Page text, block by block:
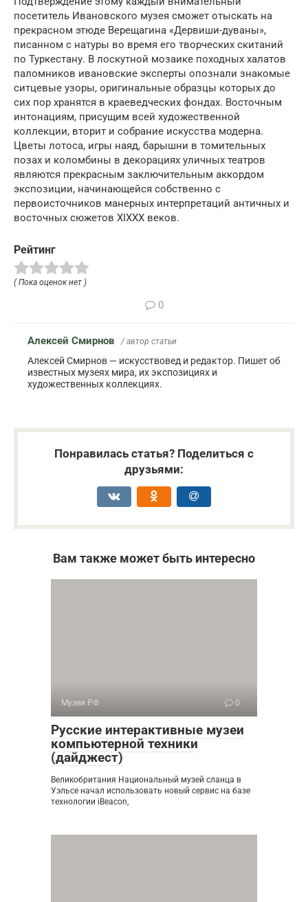
посетитель Ивановского музея сможет отыскать на
прекрасном этюде Верещагина «Дервиши-дуваны»,
писанном с натуры во время его творческих скитаний
по Туркестану. В лоскутной мозаике походных халатов
паломников ивановские эксперты опознали знакомые
ситцевые узоры, оригинальные образцы которых до
сих пор хранятся в краеведческих фондах. Восточным
интонациям, присущим всей художественной
коллекции, вторит и собрание искусства модерна.
Цветы лотоса, игры наяд, барышни в томительных
позах и коломбины в декорациях уличных театров
являются прекрасным заключительным аккордом
экспозиции, начинающейся собственно с
первоисточников манерных интерпретаций античных и
восточных сюжетов XIXXX веков.
Рейтинг
( Пока оценок нет )
0
Алексей Смирнов / автор статьи
Алексей Смирнов — искусствовед и редактор. Пишет об
известных музеях мира, их экспозициях и
художественных коллекциях.
Понравилась статья? Поделиться с
друзьями:
Вам также может быть интересно
Музеи РФ 0
Русские интерактивные музеи
компьютерной техники
(дайджест)
Великобритания Национальный музей сланца в
Уэльсе начал использовать новый сервис на базе
технологии iBeacon,